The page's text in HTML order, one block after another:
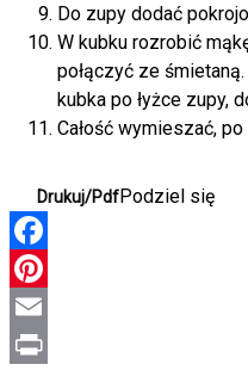
Do zupy dodać
W kubku rozrobić
połączyć ze
kubka po łyżce zupy,
Całość wymieszać,
Drukuj/PdfPodziel się
Facebook
Pinterest
Email